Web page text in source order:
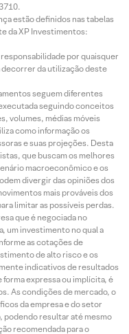
estão definidos nas tabelas
da XP Investimentos:
por quaisquer
da utilização deste
seguem diferentes
seguindo conceitos
volumes, médias móveis
como informação os
e suas projeções. Desta
que buscam os melhores
macroeconômico e os
divergir das opiniões dos
mais prováveis dos
limitar as possíveis perdas.
que é negociada no
um investimento no qual a
as cotações de
de alto risco e os
indicativos de resultados
expressa ou implícita, é
As condições de mercado, o
da empresa e do setor
podendo resultar até mesmo
recomendada para o